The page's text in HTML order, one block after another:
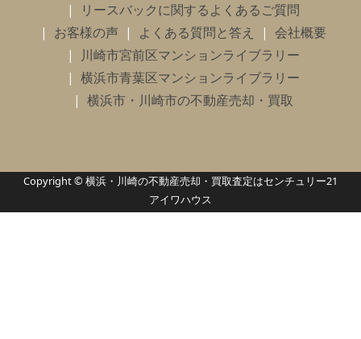
リースバックに関するよくあるご質問
お客様の声
よくある質問と答え
会社概要
川崎市宮前区マンションライブラリー
横浜市青葉区マンションライブラリー
横浜市・川崎市の不動産売却・買取
Copyright © 横浜・川崎の不動産売却・買取査定はセンチュリー21
アイワハウス